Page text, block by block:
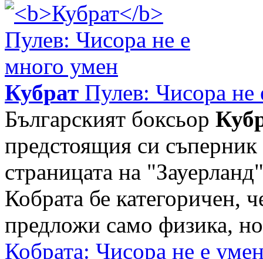
Кубрат Пулев: Чисора не
Българският боксьор
предстоящия си
страницата на
Кобрата бе категоричен,
предложи само физика,
Кобрата: Чисора не е